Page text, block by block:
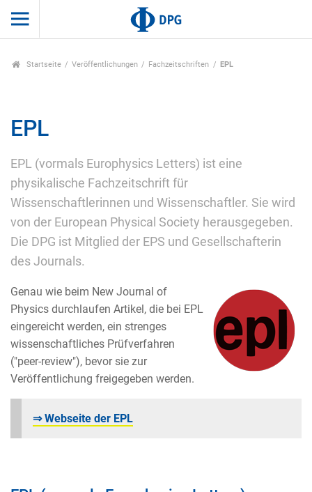
Startseite Veröffentlichungen Fachzeitschriften EPL
EPL
EPL (vormals Europhysics Letters) ist eine
physikalische Fachzeitschrift für
Wissenschaftlerinnen und Wissenschaftler. Sie wird
von der European Physical Society herausgegeben.
Die DPG ist Mitglied der EPS und Gesellschafterin
des Journals.
Genau wie beim New Journal of
Physics durchlaufen Artikel, die bei EPL
eingereicht werden, ein strenges
wissenschaftliches Prüfverfahren
("peer-review"), bevor sie zur
Veröffentlichung freigegeben werden.
⇒Webseite der EPL